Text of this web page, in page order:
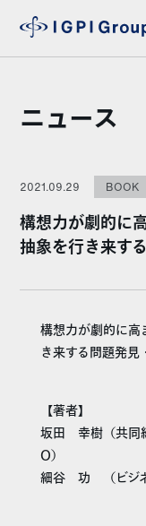
ニュース
2021.09.29 BOOK
構想力が劇的に
抽象を行き来す
構想力が劇的に高
き来する問題発見
【著者】
坂田 幸樹（共同
O）
細谷 功 （ビジネ